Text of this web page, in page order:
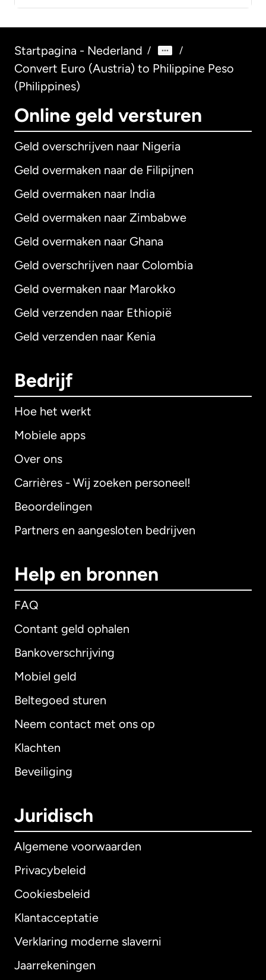
Startpagina - Nederland / /
Convert Euro (Austria) to Philippine Peso
(Philippines)
Online geld versturen
Geld overschrijven naar Nigeria
Geld overmaken naar de Filipijnen
Geld overmaken naar India
Geld overmaken naar Zimbabwe
Geld overmaken naar Ghana
Geld overschrijven naar Colombia
Geld overmaken naar Marokko
Geld verzenden naar Ethiopië
Geld verzenden naar Kenia
Bedrijf
Hoe het werkt
Mobiele apps
Over ons
Carrières - Wij zoeken personeel!
Beoordelingen
Partners en aangesloten bedrijven
Help en bronnen
FAQ
Contant geld ophalen
Bankoverschrijving
Mobiel geld
Beltegoed sturen
Neem contact met ons op
Klachten
Beveiliging
Juridisch
Algemene voorwaarden
Privacybeleid
Cookiesbeleid
Klantacceptatie
Verklaring moderne slaverni
Jaarrekeningen
Internationaal English